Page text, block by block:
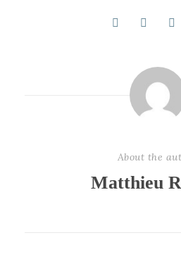
About the
Matthieu